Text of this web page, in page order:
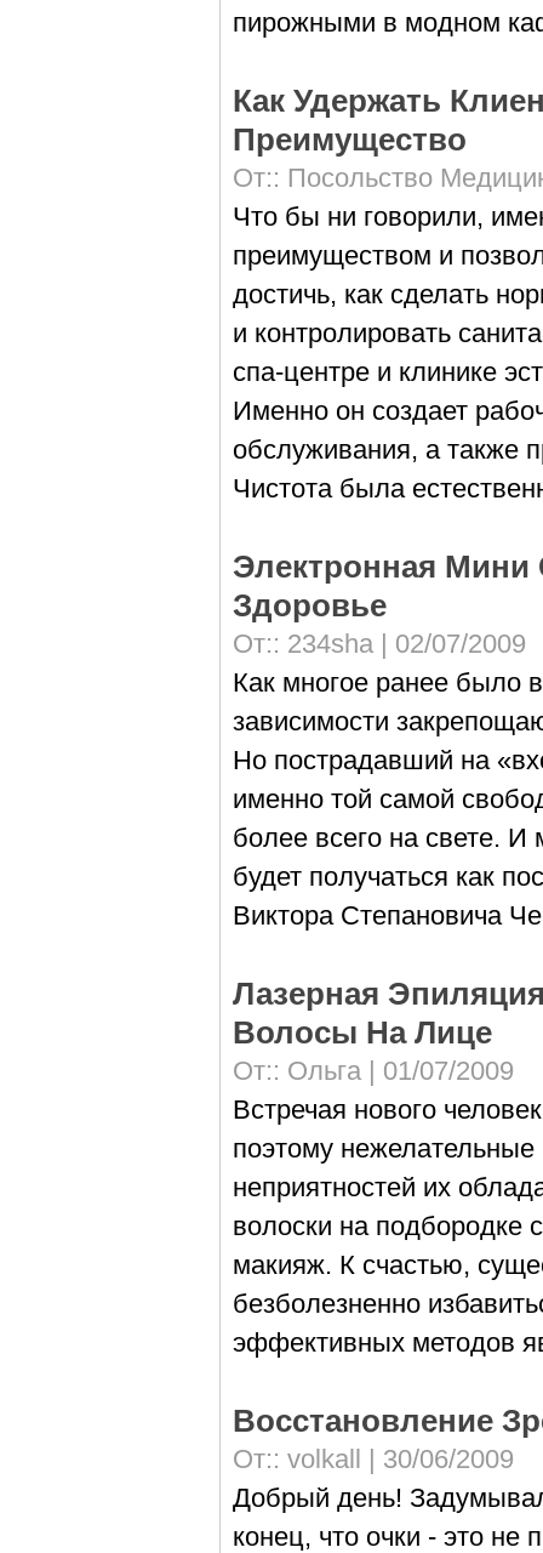
пирожными в модном
Как Удержать
Преимущество
От:: Посольство
Что бы ни говорили,
преимуществом и
достичь, как сделать
и контролировать
спа-центре и клинике
Именно он создает
обслуживания, а также
Чистота была
Электронная Мини
Здоровье
От:: 234sha | 02/07/2009
Как многое ранее было
зависимости
Но пострадавший на
именно той самой
более всего на свете.
будет получаться как
Виктора Степановича
Лазерная
Волосы На Лице
От:: Ольга | 01/07/2009
Встречая нового
поэтому
неприятностей их
волоски на подбородке
макияж. К счастью,
безболезненно
эффективных методов
Восстановление
От:: volkall | 30/06/2009
Добрый день!
конец, что очки - это не